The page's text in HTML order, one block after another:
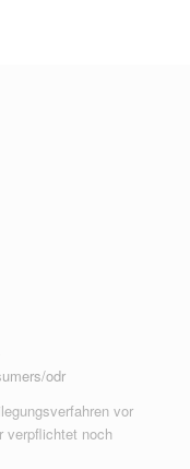
odr
vor
verpflichtet noch